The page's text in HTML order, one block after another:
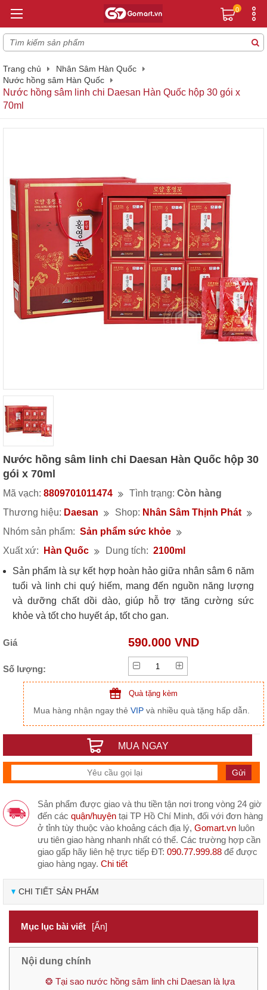
0
Trang chủ
Nhân Sâm Hàn Quốc
Nước hồng sâm Hàn Quốc
Nước hồng sâm linh chi Daesan Hàn Quốc hộp 30 gói x
70ml
Nước hồng sâm linh chi Daesan Hàn Quốc hộp 30
gói x 70ml
Mã vạch: 8809701011474 Tình trạng: Còn hàng
Thương hiệu: Daesan Shop: Nhân Sâm Thịnh Phát
Nhóm sản phẩm: Sản phẩm sức khỏe
Xuất xứ:
Hàn Quốc Dung tích: 2100ml
Sản phẩm là sự kết hợp hoàn hảo giữa nhân sâm 6 năm
tuổi và linh chi quý hiếm, mang đến nguồn năng lượng
và dưỡng chất dồi dào, giúp hỗ trợ tăng cường sức
khỏe và tốt cho huyết áp, tốt cho gan.
sang trọng, thể tích mỗi gói 70ml, sử dụng tiện lợi. Sản
phẩm không chỉ là thức uống bổ dưỡng mà còn là món
quà sức khỏe ý nghĩa dành tặng người thân và bạn bè.
Giá 590.000 VND
Số lượng:
Quà tặng kèm
Mua hàng nhận ngay thẻ VIP và nhiều quà tặng hấp dẫn.
MUA NGAY
Sản phẩm được giao và thu tiền tận nơi trong vòng 24 giờ
đến các quận/huyện tại TP Hồ Chí Minh, đối với đơn hàng
ở tỉnh tùy thuộc vào khoảng cách địa lý, Gomart.vn luôn
ưu tiên giao hàng nhanh nhất có thể. Các trường hợp cần
giao gấp hãy liên hệ trực tiếp ĐT: 090.77.999.88 để được
giao hàng ngay. Chi tiết
CHI TIẾT SẢN PHẨM
Mục lục bài viết [Ẩn]
Nội dung chính
❂ Tại sao nước hồng sâm linh chi Daesan là lựa